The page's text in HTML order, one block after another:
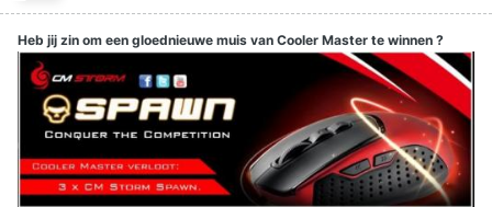
Heb jij zin om een gloednieuwe muis van Cooler Master te winnen ?